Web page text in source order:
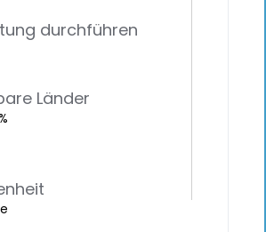
durchführen
Länder